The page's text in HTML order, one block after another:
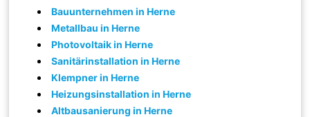
Bauunternehmen in Herne
Metallbau in Herne
Photovoltaik in Herne
Sanitärinstallation in Herne
Klempner in Herne
Heizungsinstallation in Herne
Altbausanierung in Herne